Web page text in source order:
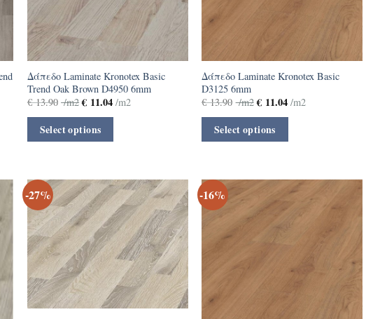
Δάπεδο Laminate Kronotex Basic
Trend Oak Brown D4950 6mm
€13.90 /m2 € 11.04 /m2
Select options
Δάπεδο Laminate Kronotex Basic
D3125 6mm
€13.90 /m2 €11.04/m2
Select options
-27% -16%